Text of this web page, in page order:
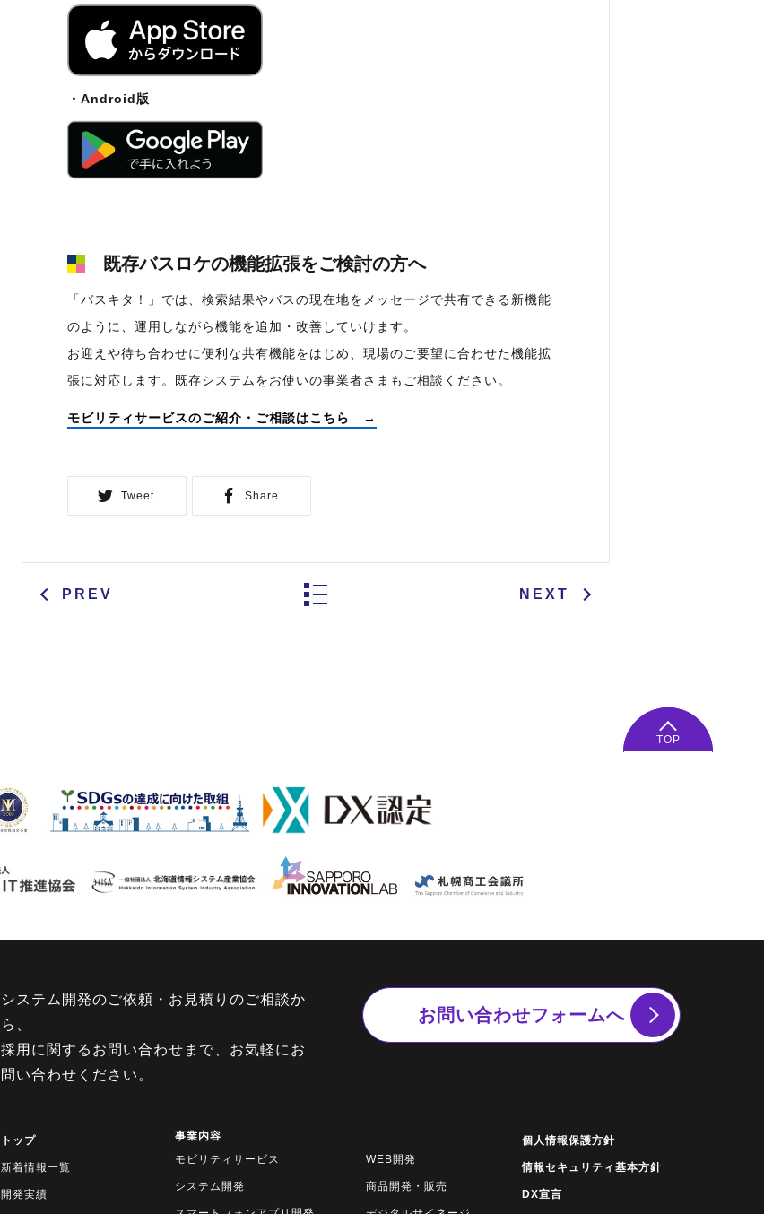
・Android版
既存バスロケの機能拡張をご検討の方へ
「バスキタ！」では、検索結果やバスの現在地をメッセージで共有できる新機能
のように、運用しながら機能を追加・改善していけます。
お迎えや待ち合わせに便利な共有機能をはじめ、現場のご要望に合わせた機能拡
張に対応します。既存システムをお使いの事業者さまもご相談ください。
モビリティサービスのご紹介・ご相談はこちら →
Tweet Share
PREV NEXT
TOP
システム開発のご依頼・お見積りのご相談か
ら、
採用に関するお問い合わせまで、お気軽にお
問い合わせください。
お問い合わせフォームへ
トップ
新着情報一覧
開発実績
事業内容
モビリティサービス
システム開発
WEB開発
商品開発・販売
個人情報保護方針
情報セキュリティ基本方針
DX宣言